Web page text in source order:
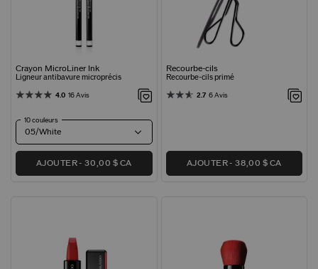
Crayon MicroLiner Ink
Ligneur antibavure microprécis
4.0 16 Avis
10 couleurs
05/White
AJOUTER 30,00 $ CA
Recourbe-cils
Recourbe-cils primé
2.7 6 Avis
AJOUTER 38,00 $ CA